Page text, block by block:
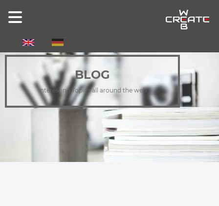
Select your language
BLOG
Interesting Topics all around the web